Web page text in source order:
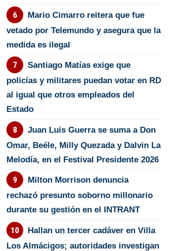
Mario Cimarro reitera que fue
vetado por Telemundo y asegura que la
medida es ilegal
Santiago Matías exige que
policías y militares puedan votar en RD
al igual que otros empleados del
Estado
Juan Luis Guerra se suma a Don
Omar, Beéle, Milly Quezada y Dalvin La
Melodía, en el Festival Presidente 2026
Milton Morrison denuncia
rechazó presunto soborno millonario
durante su gestión en el INTRANT
Hallan un tercer cadáver en Villa
Los Almácigos; autoridades investigan